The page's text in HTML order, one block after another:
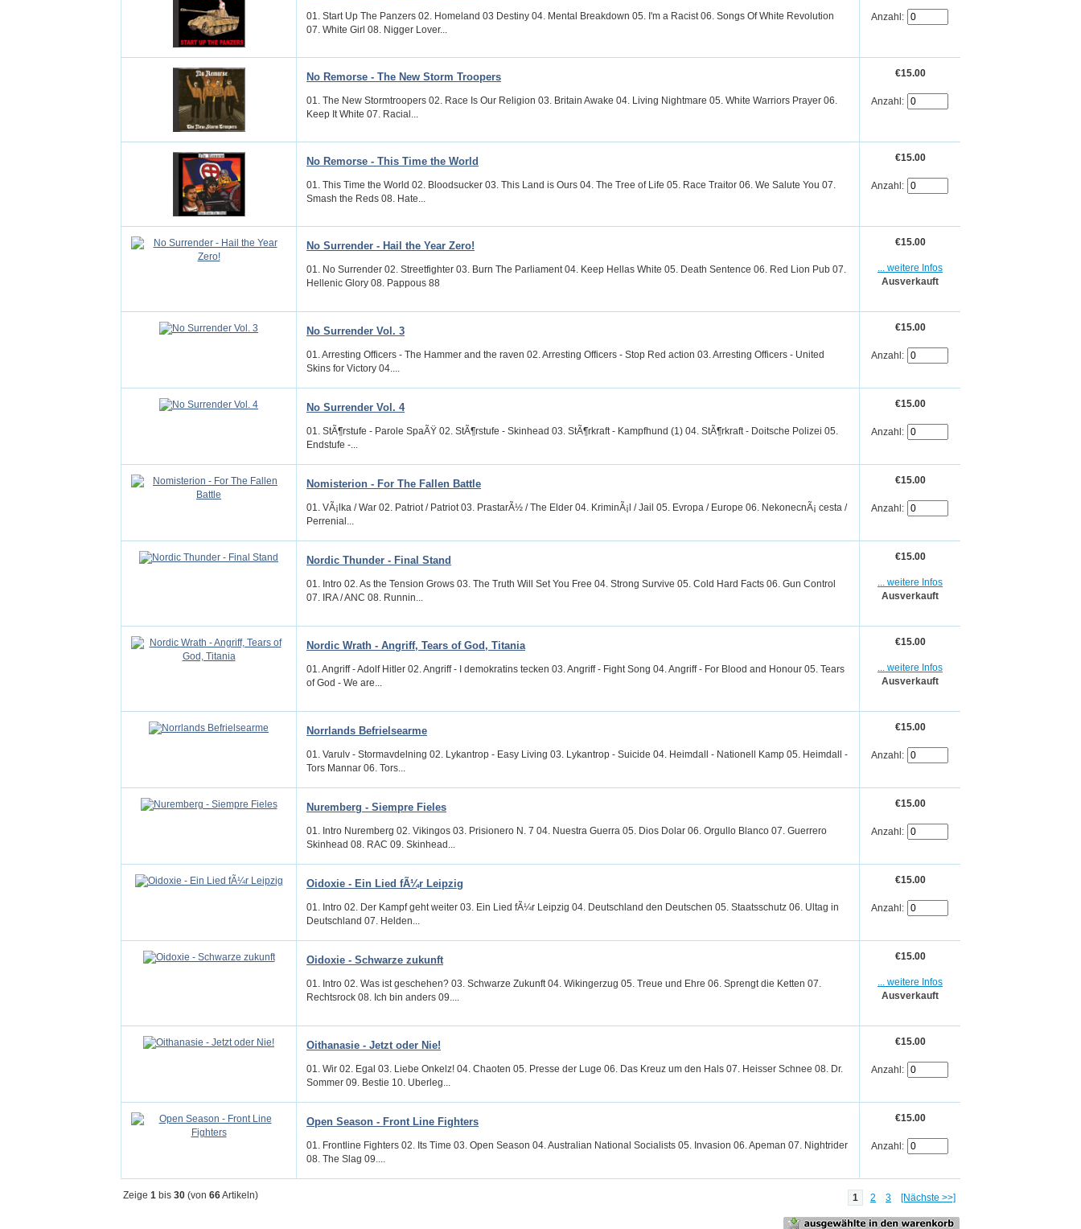
01. Start Up The Panzers 02. Homeland 03 Destiny 04. Mental Breakdown 05. I'm a Racist 06. Songs Of White Revolution
07. White Girl 08. Nigger Lover...
Anzahl:
No Remorse - The New Storm Troopers
01. The New Stormtroopers 02. Race Is Our Religion 03. Britain Awake 04. Living Nightmare 05. White Warriors Prayer 06.
Keep It White 07. Racial...
€15.00
Anzahl:
No Remorse - This Time the World
01. This Time the World 02. Bloodsucker 03. This Land is Ours 04. The Tree of Life 05. Race Traitor 06. We Salute You 07.
Smash the Reds 08. Hate...
€15.00
Anzahl:
No Surrender - Hail the Year Zero!
01. No Surrender 02. Streetfighter 03. Burn The Parliament 04. Keep Hellas White 05. Death Sentence 06. Red Lion Pub 07.
Hellenic Glory 08. Pappous 88
€15.00
... weitere Infos
Ausverkauft
No Surrender Vol. 3
01. Arresting Officers - The Hammer and the raven 02. Arresting Officers - Stop Red action 03. Arresting Officers - United
Skins for Victory 04....
€15.00
Anzahl:
No Surrender Vol. 4
01. StÃ¶rstufe - Parole SpaÃŸ 02. StÃ¶rstufe - Skinhead 03. StÃ¶rkraft - Kampfhund (1) 04. StÃ¶rkraft - Doitsche Polizei 05.
Endstufe -...
€15.00
Anzahl:
Nomisterion - For The Fallen Battle
01. VÃ¡lka / War 02. Patriot / Patriot 03. PrastarÃ½ / The Elder 04. KriminÃ¡l / Jail 05. Evropa / Europe 06. NekonecnÃ¡ cesta /
Perrenial...
€15.00
Anzahl:
Nordic Thunder - Final Stand
01. Intro 02. As the Tension Grows 03. The Truth Will Set You Free 04. Strong Survive 05. Cold Hard Facts 06. Gun Control
07. IRA / ANC 08. Runnin...
€15.00
... weitere Infos
Ausverkauft
Nordic Wrath - Angriff, Tears of God, Titania
01. Angriff - Adolf Hitler 02. Angriff - I demokratins tecken 03. Angriff - Fight Song 04. Angriff - For Blood and Honour 05. Tears
of God - We are...
€15.00
... weitere Infos
Ausverkauft
Norrlands Befrielsearme
01. Varulv - Stormavdelning 02. Lykantrop - Easy Living 03. Lykantrop - Suicide 04. Heimdall - Nationell Kamp 05. Heimdall -
Tors Mannar 06. Tors...
€15.00
Anzahl:
Nuremberg - Siempre Fieles
01. Intro Nuremberg 02. Vikingos 03. Prisionero N. 7 04. Nuestra Guerra 05. Dios Dolar 06. Orgullo Blanco 07. Guerrero
Skinhead 08. RAC 09. Skinhead...
€15.00
Anzahl:
Oidoxie - Ein Lied fÃ¼r Leipzig
01. Intro 02. Der Kampf geht weiter 03. Ein Lied fÃ¼r Leipzig 04. Deutschland den Deutschen 05. Staatsschutz 06. Ultag in
Deutschland 07. Helden...
€15.00
Anzahl:
Oidoxie - Schwarze zukunft
01. Intro 02. Was ist geschehen? 03. Schwarze Zukunft 04. Wikingerzug 05. Treue und Ehre 06. Sprengt die Ketten 07.
Rechtsrock 08. Ich bin anders 09....
€15.00
... weitere Infos
Ausverkauft
Oithanasie - Jetzt oder Nie!
01. Wir 02. Egal 03. Liebe Onkelz! 04. Chaoten 05. Presse der Luge 06. Das Kreuz um den Hals 07. Heisser Schnee 08. Dr.
Sommer 09. Bestie 10. Uberleg...
€15.00
Anzahl:
Open Season - Front Line Fighters
01. Frontline Fighters 02. Its Time 03. Open Season 04. Australian National Socialists 05. Invasion 06. Apeman 07. Nightrider
08. The Slag 09....
€15.00
Anzahl:
Zeige 1 bis 30 (von 66Artikeln) 1 2 3 [Nächste >>]